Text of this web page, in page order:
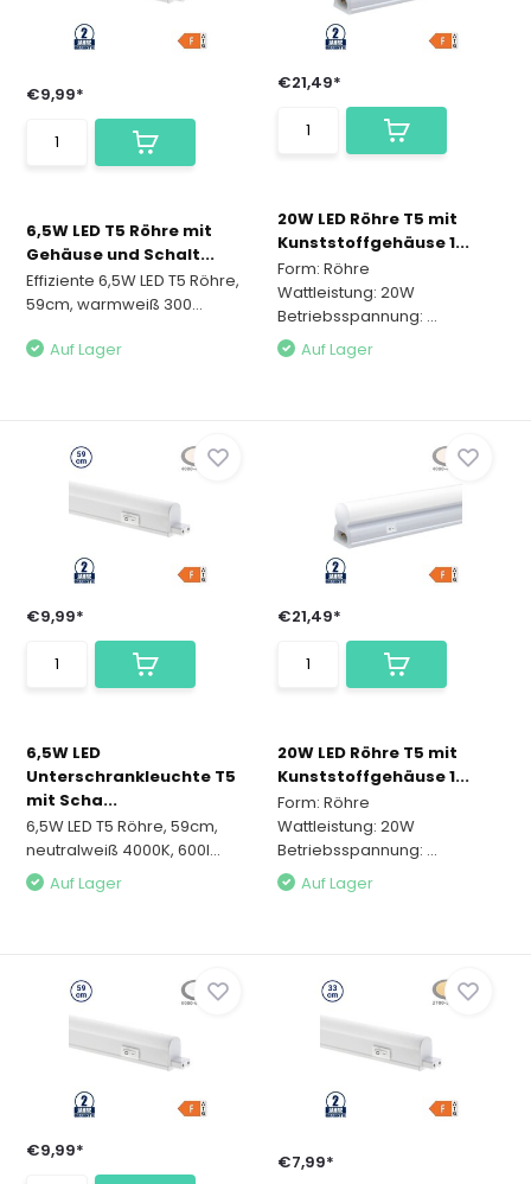
€9,99*
6,5W LED T5 Röhre mit
Gehäuse und Schalt...
Effiziente 6,5W LED T5 Röhre,
59cm, warmweiß 300...
Auf Lager
€21,49*
20W LED Röhre T5 mit
Kunststoffgehäuse 1...
Form: Röhre
Wattleistung: 20W
Betriebsspannung: ...
Auf Lager
€9,99*
6,5W LED
Unterschrankleuchte T5
mit Scha...
6,5W LED T5 Röhre, 59cm,
neutralweiß 4000K, 600l...
Auf Lager
€21,49*
20W LED Röhre T5 mit
Kunststoffgehäuse 1...
Form: Röhre
Wattleistung: 20W
Betriebsspannung: ...
Auf Lager
€9,99*
€7,99*